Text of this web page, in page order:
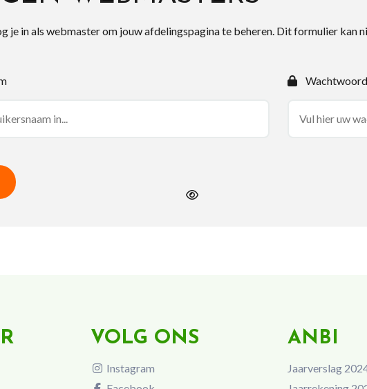
je in als webmaster om jouw afdelingspagina te beheren. Dit formulier kan
Wachtwoord
VOLG ONS
Instagram
ANBI
Jaarverslag